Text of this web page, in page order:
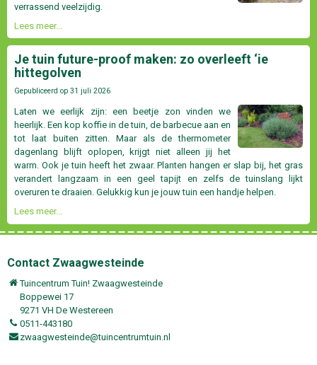
verrassend veelzijdig.
Lees meer...
Je tuin future-proof maken: zo overleeft ‘ie
hittegolven
Gepubliceerd op 31 juli 2026
Laten we eerlijk zijn: een beetje zon vinden we
heerlijk. Een kop koffie in de tuin, de barbecue aan en
tot laat buiten zitten. Maar als de thermometer
dagenlang blijft oplopen, krijgt niet alleen jij het
warm. Ook je tuin heeft het zwaar. Planten hangen er slap bij, het gras
verandert langzaam in een geel tapijt en zelfs de tuinslang lijkt
overuren te draaien. Gelukkig kun je jouw tuin een handje helpen.
Lees meer...
Contact Zwaagwesteinde
Tuincentrum Tuin! Zwaagwesteinde
Boppewei 17
9271 VH De Westereen
0511-443180
zwaagwesteinde@tuincentrumtuin.nl